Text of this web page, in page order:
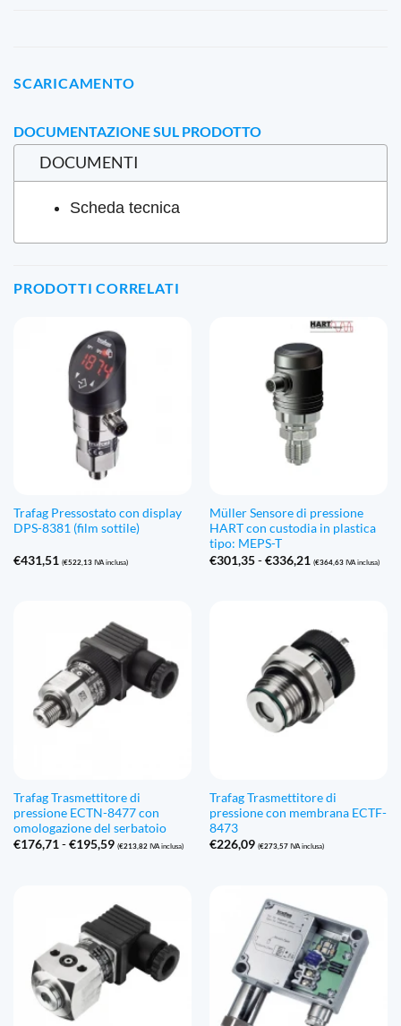
SCARICAMENTO
DOCUMENTAZIONE SUL PRODOTTO
DOCUMENTI
Scheda tecnica
PRODOTTI CORRELATI
Trafag Pressostato con display
DPS-8381 (film sottile)
€431,51 (€522,13IVA inclusa)
Müller Sensore di pressione
HART con custodia in plastica
tipo: MEPS-T
€301,35 - €336,21 Fascia
€336,21
(€364,63IVA inclusa)
Trafag Trasmettitore di
pressione ECTN-8477 con
omologazione del serbatoio
€176,71 - €195,59Fascia
a
€195,59
(€213,82IVA inclusa)
Trafag Trasmettitore di
pressione con membrana ECTF-
8473
€226,09 (€273,57IVA inclusa)